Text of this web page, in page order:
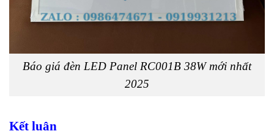
Báo giá đèn LED Panel RC001B 38W mới nhất
2025
Kết luận